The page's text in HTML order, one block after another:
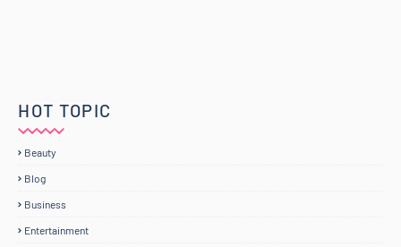
HOT TOPIC
Beauty
Blog
Business
Entertainment